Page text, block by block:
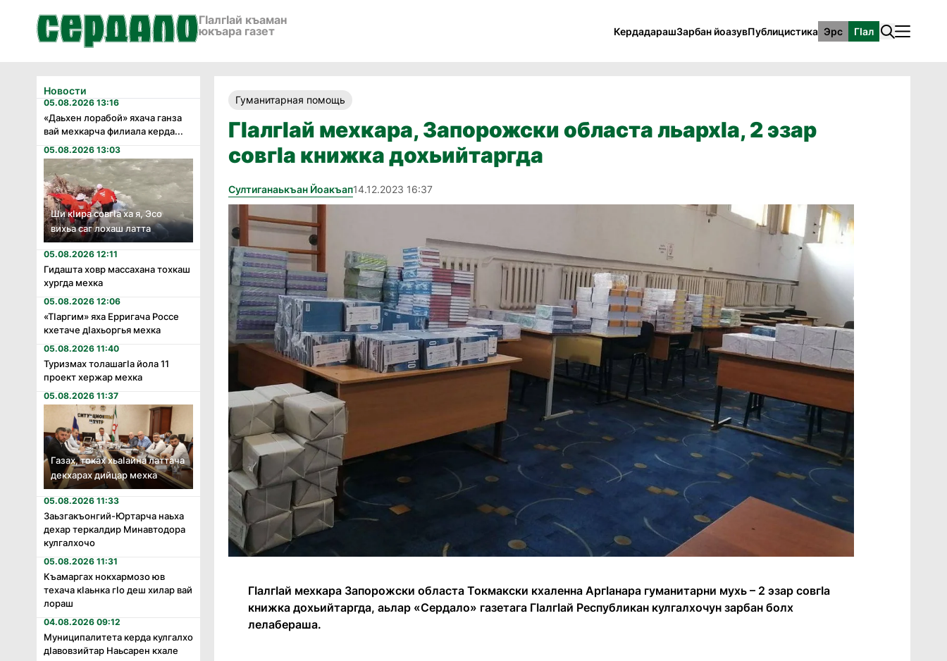
ГӀалгӀай къаман
юкъара газет
КердадарашЗарбан йоазувПублицистика Эрс ГӀал
Новости
05.08.2026 13:16
«Даьхен лорабой» яхача ганза
вай мехкарча филиала керда...
05.08.2026 13:03
Ши кӏира совгӏа ха я, Эсо
вихьа саг лохаш латта
05.08.2026 12:11
Гидашта ховр массахана тохкаш
хургда мехка
05.08.2026 12:06
«Тӏаргим» яха Ерригача Россе
кхетаче дӏахьоргья мехка
05.08.2026 11:40
Туризмах толашагӏа йола 11
проект хержар мехка
05.08.2026 11:37
Газах, токах хьаӏайна латтача
декхарах дийцар мехка
05.08.2026 11:33
Заьзгакъонгий-Юртарча наьха
дехар теркалдир Минавтодора
кулгалхочо
05.08.2026 11:31
Къамаргах нокхармозо юв
техача кӏаьнка гӏо деш хилар вай
лораш
04.08.2026 09:12
Муниципалитета керда кулгалхо
дӏавовзийтар Наьсарен кхале
Гуманитарная помощь
ГӀалгӀай мехкара, Запорожски областа льархӀа, 2 эзар
совгӀа книжка дохьийтаргда
Султиганаькъан Йоакъап14.12.2023 16:37
ГӏалгӀай мехкара Запорожски областа Токмакски кхаленна АргӀанара гуманитарни мухь – 2 эзар совгӀа
книжка дохьийтаргда, аьлар «Сердало» газетага ГӀалгӀай Республикан кулгалхочун зарбан болх
лелабераша.